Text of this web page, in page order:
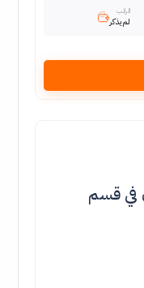
الراتب
لم يذكر
في قسم